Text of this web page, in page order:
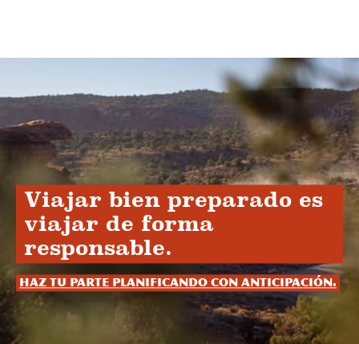
Viajar bien preparado es
viajar de forma
responsable.
Haz tu parte planificando con anticipación.